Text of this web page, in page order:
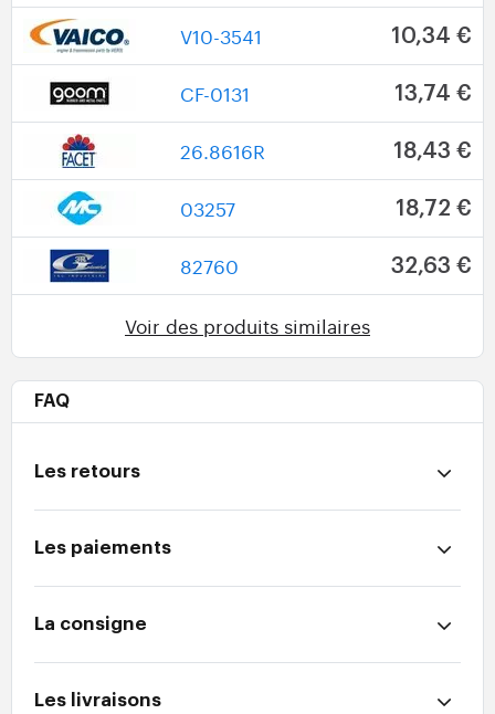
V10-3541 10,34 €
CF-0131 13,74 €
26.8616R 18,43 €
03257 18,72 €
82760 32,63 €
Voir des produits similaires
FAQ
Les retours
Les paiements
La consigne
Les livraisons